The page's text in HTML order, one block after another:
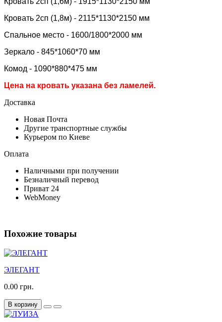
Кровать 2сп (1,8м) - 2115*1130*2150 мм
Спальное место - 1600/1800*2000 мм
Зеркало - 845*1060*70 мм
Комод - 1090*880*475 мм
Цена на кровать указана без ламелей.
Доставка
Новая Почта
Другие транспортные службы
Курьером по Киеве
Оплата
Наличными при получении
Безналичный перевод
Приват 24
WebMoney
Похожие товары
ЭЛЕГАНТ
0.00 грн.
В корзину